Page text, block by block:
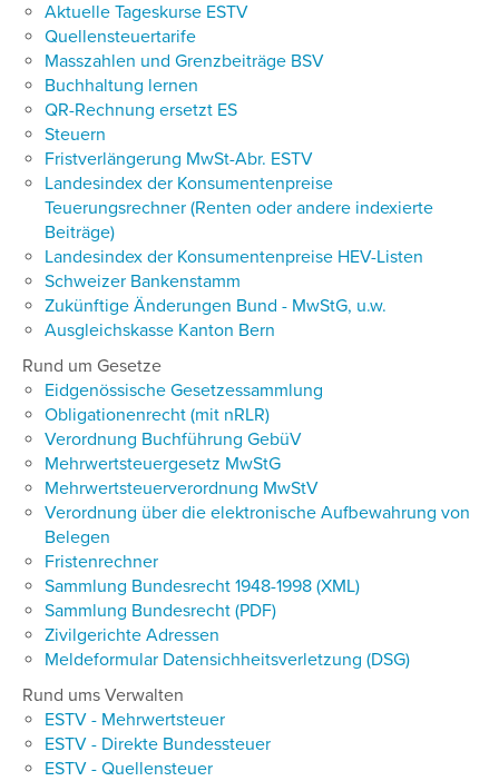
Aktuelle Tageskurse ESTV
Quellensteuertarife
Masszahlen und Grenzbeiträge BSV
Buchhaltung lernen
QR-Rechnung ersetzt ES
Steuern
Fristverlängerung MwSt-Abr. ESTV
Landesindex der Konsumentenpreise
Teuerungsrechner (Renten oder andere indexierte
Beiträge)
Landesindex der Konsumentenpreise HEV-Listen
Schweizer Bankenstamm
Zukünftige Änderungen Bund - MwStG, u.w.
Ausgleichskasse Kanton Bern
Rund um Gesetze
Eidgenössische Gesetzessammlung
Obligationenrecht (mit nRLR)
Verordnung Buchführung GebüV
Mehrwertsteuergesetz MwStG
Mehrwertsteuerverordnung MwStV
Verordnung über die elektronische Aufbewahrung von
Belegen
Fristenrechner
Sammlung Bundesrecht 1948-1998 (XML)
Sammlung Bundesrecht (PDF)
Zivilgerichte Adressen
Meldeformular Datensichheitsverletzung (DSG)
Rund ums Verwalten
ESTV - Mehrwertsteuer
ESTV - Direkte Bundessteuer
ESTV - Quellensteuer